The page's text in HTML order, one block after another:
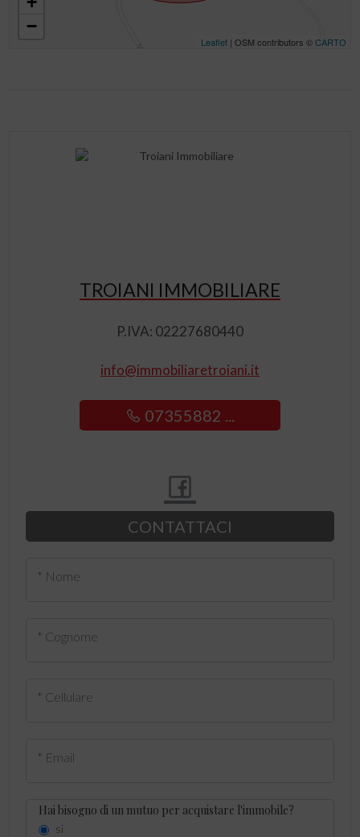
−
Leaflet| OSM contributors ©CARTO
TROIANI IMMOBILIARE
P.IVA: 02227680440
info@immobiliaretroiani.it
07355882 ...
CONTATTACI
* Nome
* Cognome
* Cellulare
* Email
Hai bisogno di un mutuo per acquistare l'immobile?
si